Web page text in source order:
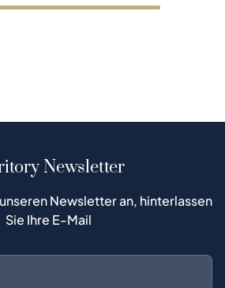
Newsletter
Newsletter an, hinterlassen
Sie Ihre E-Mail